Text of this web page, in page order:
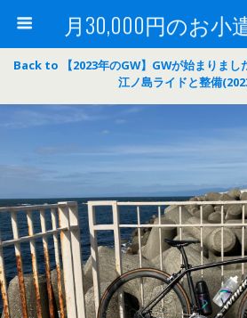
Back to 【2023年のGW】GWが始まりまし
江ノ島ライドと整備